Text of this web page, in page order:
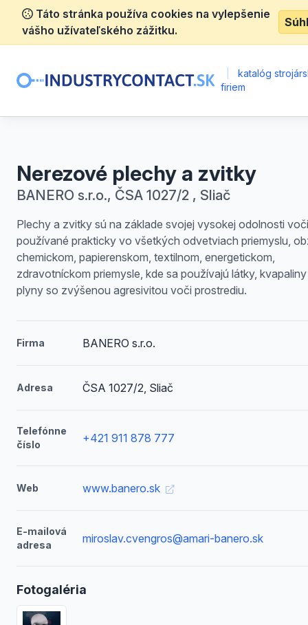
Táto stránka používa cookies na vylepšenie
vášho užívateľského zážitku.
katalóg
firiem
Nerezové plechy a zvitky
BANERO s.r.o., ČSA 1027/2 , Sliač
Plechy a zvitky sú na základe svojej vysokej odolnosti
používané prakticky vo všetkých odvetviach priemyslu,
chemickom, papierenskom, textilnom, energetickom,
zdravotníckom priemysle, kde sa používajú látky,
plyny so zvýšenou agresivitou voči prostrediu.
Firma BANERO s.r.o.
Adresa ČSA 1027/2, Sliač
Telefónne
číslo
+421 911 878 777
Web www.banero.sk
E-mailová
adresa
miroslav.cvengros@amari-banero.sk
Fotogaléria